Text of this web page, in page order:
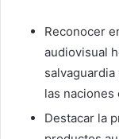
Reconocer
audiovisual
las
Destacar la